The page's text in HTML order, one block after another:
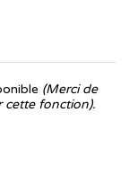
(Merci de
cette fonction).